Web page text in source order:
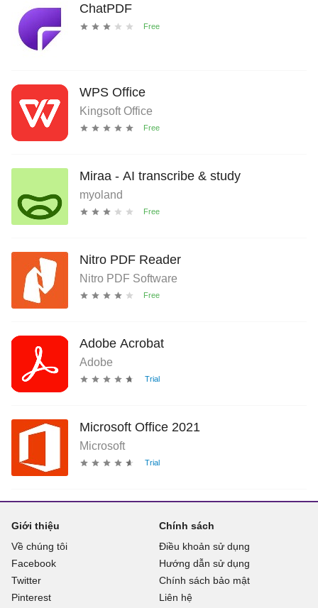
ChatPDF
WPS Office
Kingsoft Office
Miraa - AI transcribe & study
myoland
Nitro PDF Reader
Nitro PDF Software
Adobe Acrobat
Adobe
Microsoft Office 2021
Microsoft
Giới thiệu
Về chúng tôi
Facebook
Twitter
Pinterest
Chính sách
Điều khoản sử dụng
Hướng dẫn sử dụng
Chính sách bảo mật
Liên hệ